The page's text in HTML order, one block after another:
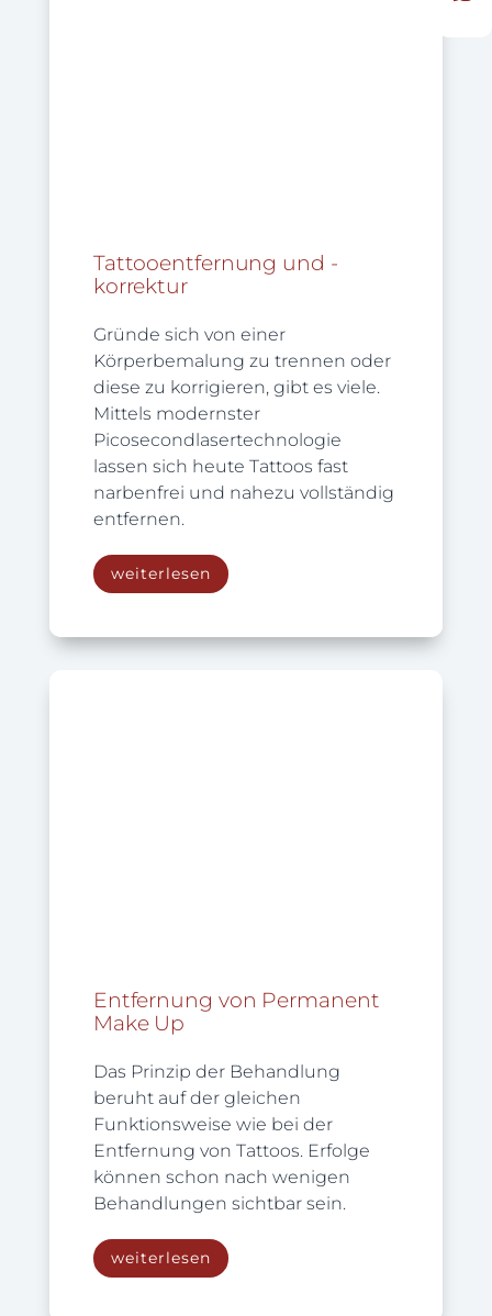
Tattooentfernung und -
korrektur
Gründe sich von einer
Körperbemalung zu trennen oder
diese zu korrigieren, gibt es viele.
Mittels modernster
Picosecondlasertechnologie
lassen sich heute Tattoos fast
narbenfrei und nahezu vollständig
entfernen.
weiterlesen
Entfernung von Permanent
Make Up
Das Prinzip der Behandlung
beruht auf der gleichen
Funktionsweise wie bei der
Entfernung von Tattoos. Erfolge
können schon nach wenigen
Behandlungen sichtbar sein.
weiterlesen